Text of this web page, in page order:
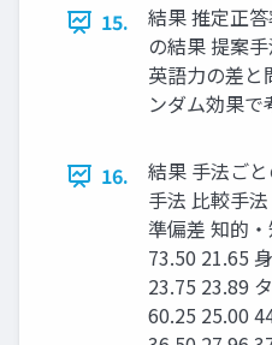
15.
結果 推定正
の結果 提案
英語力の差と
ンダム効果で
16.
結果 手法ご
手法 比較手
準偏差 知的
73.50 21.65
23.75 23.89
60.25 25.00